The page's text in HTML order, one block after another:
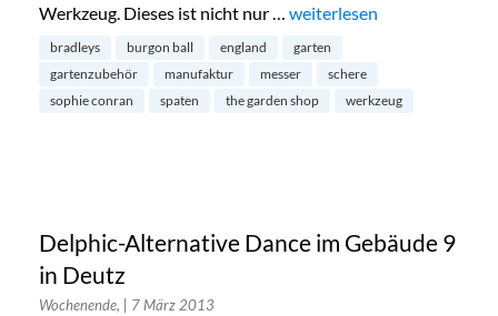
Werkzeug. Dieses ist nicht nur … „The Garden Shop:
weiterlesen
bradleys burgon ball england
garten
gartenzubehör
manufaktur messer
schere
sophie conran
spaten the garden shop werkzeug
Delphic-Alternative Dance im Gebäude 9
in Deutz
Wochenende, | 7 März 2013